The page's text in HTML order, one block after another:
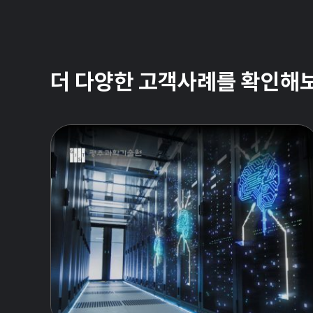
더 다양한 고객사례를 확인해